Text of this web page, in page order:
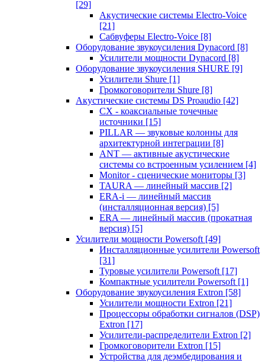
[29]
Акустические системы Electro-Voice
[21]
Сабвуферы Electro-Voice [8]
Оборудование звукоусиления Dynacord [8]
Усилители мощности Dynacord [8]
Оборудование звукоусиления SHURE [9]
Усилители Shure [1]
Громкоговорители Shure [8]
Акустические системы DS Proaudio [42]
CX - коаксиальные точечные
источники [15]
PILLAR — звуковые колонны для
архитектурной интеграции [8]
ANT — активные акустические
системы со встроенным усилением [4]
Monitor - сценические мониторы [3]
TAURA — линейный массив [2]
ERA-i — линейный массив
(инсталляционная версия) [5]
ERA — линейный массив (прокатная
версия) [5]
Усилители мощности Powersoft [49]
Инсталляционные усилители Powersoft
[31]
Туровые усилители Powersoft [17]
Компактные усилители Powersoft [1]
Оборудование звукоусиления Extron [58]
Усилители мощности Extron [21]
Процессоры обработки сигналов (DSP)
Extron [17]
Усилители-распределители Extron [2]
Громкоговорители Extron [15]
Устройства для деэмбедирования и